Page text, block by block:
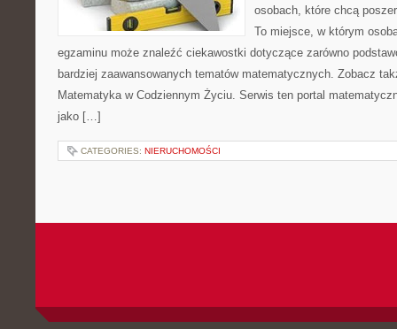
osobach, które chcą
To miejsce, w którym
egzaminu może znaleźć ciekawostki dotyczące zarówno
bardziej zaawansowanych tematów matematycznych. Zobacz
Matematyka w Codziennym Życiu. Serwis ten portal
jako […]
CATEGORIES: NIERUCHOMOŚCI